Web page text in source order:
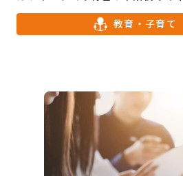
トします。進路に悩む高校生から
を行くための必読情報です。
教育・子育て